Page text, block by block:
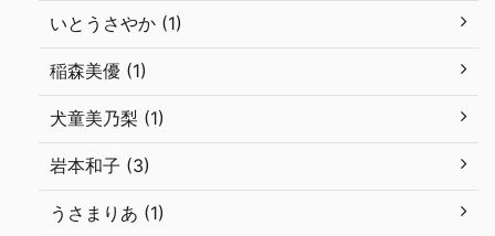
いとうさやか (1)
稲森美優 (1)
犬童美乃梨 (1)
岩本和子 (3)
うさまりあ (1)